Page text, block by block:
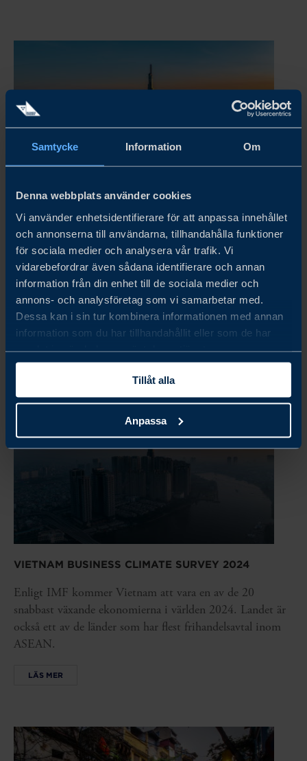
Samtycke Information Om
Denna webbplats använder cookies
Vi använder enhetsidentifierare för att anpassa innehållet
och annonserna till användarna, tillhandahålla funktioner
för sociala medier och analysera vår trafik. Vi
vidarebefordrar även sådana identifierare och annan
information från din enhet till de sociala medier och
annons- och analysföretag som vi samarbetar med.
Dessa kan i sin tur kombinera informationen med annan
information som du har tillhandahållit eller som de har
samlat in när du har använt deras tjänster.
Tillåt alla
Anpassa
VIETNAM BUSINESS CLIMATE SURVEY 2025
I årets undersökning har vi engagerat svenska företag av
olika storlek och från olika branscher för att få en så
inkluderande bild som möjligt av det aktuella
affärsklimatet. Undersökningen visar att de flesta
företagen förväntar sig...
VIETNAM BUSINESS CLIMATE SURVEY 2024
Enligt IMF kommer Vietnam att vara en av de 20
snabbast växande ekonomierna i världen 2024. Landet är
också ett av de länder som har flest frihandelsavtal inom
ASEAN.
LÄS MER